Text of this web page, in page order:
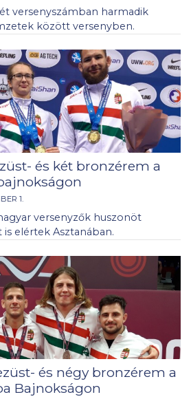
versenyszámban harmadik
között versenyben.
és két bronzérem a
1.
versenyzők huszonöt
elértek Asztanában.
és négy bronzérem a
Bajnokságon